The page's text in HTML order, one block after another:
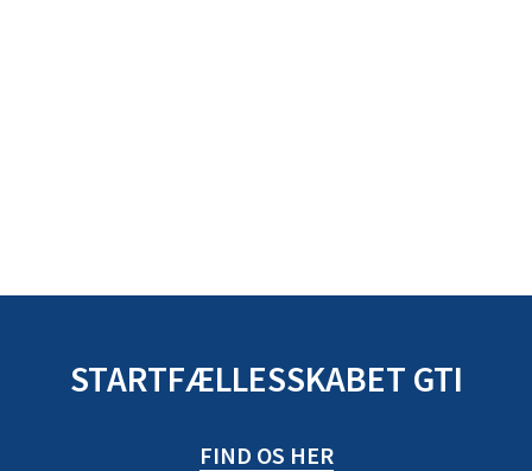
STARTFÆLLESSKABET GTI
FIND OS HER